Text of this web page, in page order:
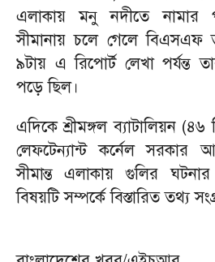
এলাকায় মনু নদীতে নামার
সীমানায় চলে গেলে বিএসএফ
৯টায় এ রিপোর্ট লেখা পর্যন্ত
পড়ে ছিল।
এদিকে শ্রীমঙ্গল ব্যাটালিয়ন
লেফটেন্যান্ট কর্নেল সরকার
সীমান্ত এলাকায় গুলির
বিষয়টি সম্পর্কে বিস্তারিত তথ্য